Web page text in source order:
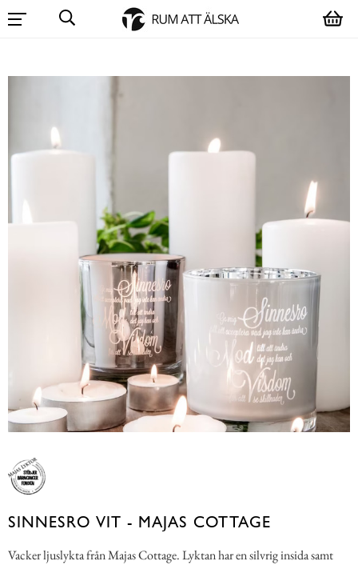
SINNESRO VIT - MAJAS COTTAGE
Vacker ljuslykta från Majas Cottage. Lyktan har en silvrig insida samt